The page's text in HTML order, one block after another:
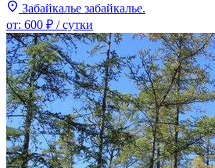
Забайкалье забайкалье.
от: 600 ₽ / сутки